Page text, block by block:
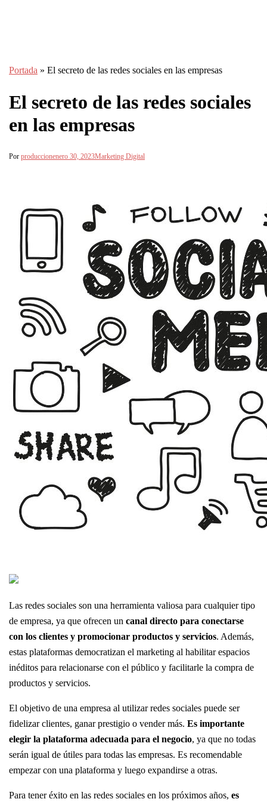
Portada » El secreto de las redes sociales en las empresas
El secreto de las redes sociales
en las empresas
Por produccionenero 30, 2023Marketing Digital
Las redes sociales son una herramienta valiosa para cualquier tipo
de empresa, ya que ofrecen un canal directo para conectarse
con los clientes y promocionar productos y servicios. Además,
estas plataformas democratizan el marketing al habilitar espacios
inéditos para relacionarse con el público y facilitarle la compra de
productos y servicios.
El objetivo de una empresa al utilizar redes sociales puede ser
fidelizar clientes, ganar prestigio o vender más. Es importante
elegir la plataforma adecuada para el negocio, ya que no todas
serán igual de útiles para todas las empresas. Es recomendable
empezar con una plataforma y luego expandirse a otras.
Para tener éxito en las redes sociales en los próximos años, es